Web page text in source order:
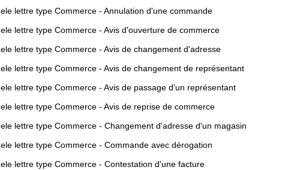
lettre type Commerce - Annulation d'une commande
lettre type Commerce - Avis d'ouverture de commerce
lettre type Commerce - Avis de changement d'adresse
lettre type Commerce - Avis de changement de représentant
lettre type Commerce - Avis de passage d'un représentant
lettre type Commerce - Avis de reprise de commerce
lettre type Commerce - Changement d'adresse d'un magasin
lettre type Commerce - Commande avec dérogation
lettre type Commerce - Contestation d'une facture